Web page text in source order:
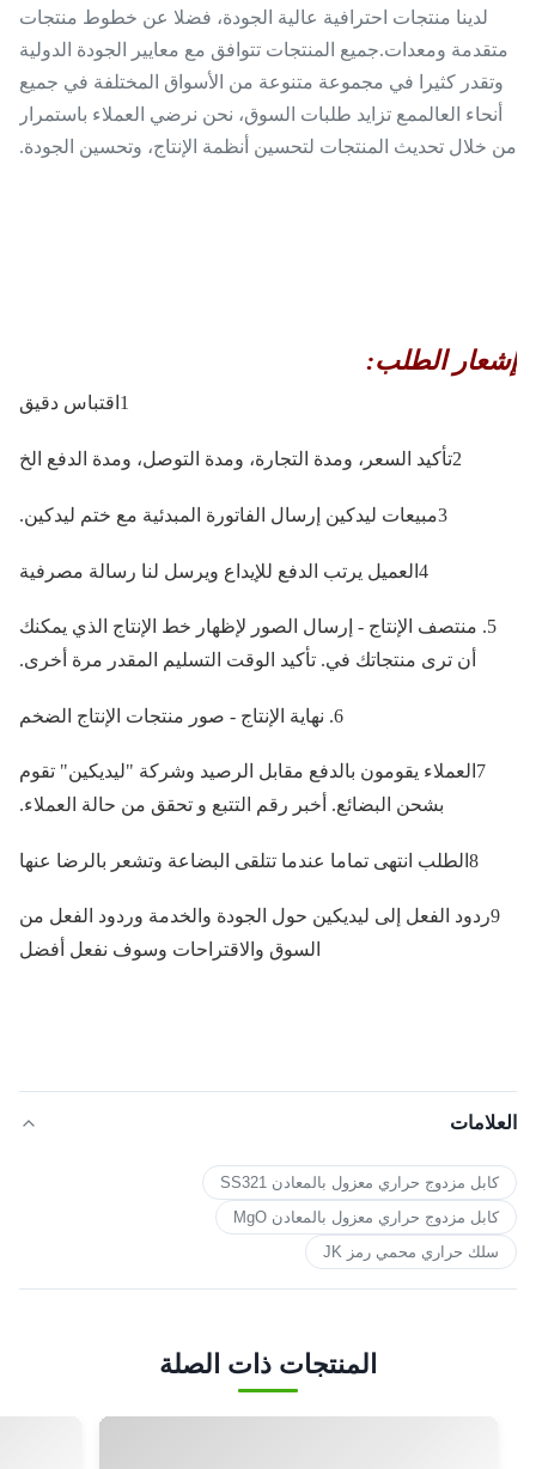
لدينا منتجات احترافية عالية الجودة، فضلا عن خطوط منتجات
متقدمة ومعدات.جميع المنتجات تتوافق مع معايير الجودة الدولية
وتقدر كثيرا في مجموعة متنوعة من الأسواق المختلفة في جميع
أنحاء العالممع تزايد طلبات السوق، نحن نرضي العملاء باستمرار
من خلال تحديث المنتجات لتحسين أنظمة الإنتاج، وتحسين الجودة.
إشعار الطلب:
1اقتباس دقيق
2تأكيد السعر، ومدة التجارة، ومدة التوصل، ومدة الدفع الخ
3مبيعات ليدكين إرسال الفاتورة المبدئية مع ختم ليدكين.
4العميل يرتب الدفع للإيداع ويرسل لنا رسالة مصرفية
5. منتصف الإنتاج - إرسال الصور لإظهار خط الإنتاج الذي يمكنك
أن ترى منتجاتك في. تأكيد الوقت التسليم المقدر مرة أخرى.
6. نهاية الإنتاج - صور منتجات الإنتاج الضخم
7العملاء يقومون بالدفع مقابل الرصيد وشركة "ليديكين" تقوم
بشحن البضائع. أخبر رقم التتبع و تحقق من حالة العملاء.
8الطلب انتهى تماما عندما تتلقى البضاعة وتشعر بالرضا عنها
9ردود الفعل إلى ليديكين حول الجودة والخدمة وردود الفعل من
السوق والاقتراحات وسوف نفعل أفضل
العلامات
كابل مزدوج حراري معزول بالمعادن SS321
كابل مزدوج حراري معزول بالمعادن MgO
سلك حراري محمي رمز JK
المنتجات ذات الصلة